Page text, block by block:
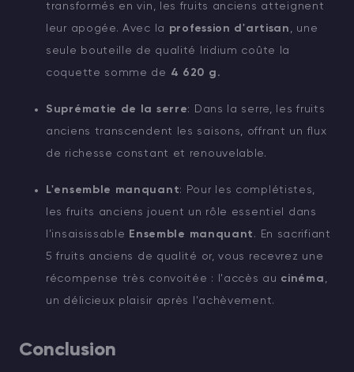
transformés en vin, les fruits anciens atteignent
leur apogée. Avec la profession d'artisan , une
seule bouteille de qualité Iridium coûte la
coquette somme de 4 620 g.
Suprématie de la serre: Dans la serre, les fruits
anciens transcendent les saisons, offrant un flux
de richesse constant et renouvelable.
L'ensemble manquant: Pour les complétistes,
les fruits anciens jouent un rôle essentiel dans
l'insaisissable
Ensemble manquant . En sacrifiant
5 fruits anciens de qualité or, vous recevrez une
récompense très convoitée : l'accès au cinéma ,
un délicieux plaisir après l'achèvement.
Conclusion